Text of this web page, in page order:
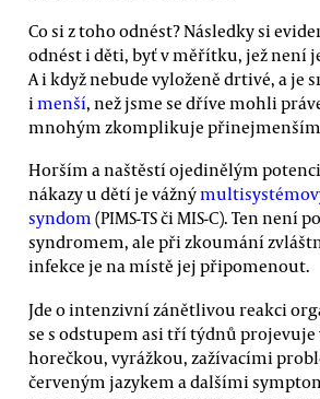
Co si z toho odnést? Následky si
odnést i děti, byť v měřítku, jež není
A i když nebude vyloženě drtivé, a je
i menší, než jsme se dříve mohli
mnohým zkomplikuje
Horším a naštěstí ojedinělým
nákazy u dětí je vážný
syndom (PIMS-TS či MIS-C). Ten není
syndromem, ale při zkoumání
infekce je na místě jej připomenout.
Jde o intenzivní zánětlivou reakci
se s odstupem asi tří týdnů projevuje
horečkou, vyrážkou, zažívacími
červeným jazykem a dalšími